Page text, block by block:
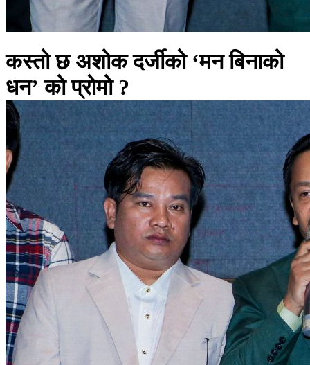
कस्तो छ अशोक दर्जीको ‘मन बिनाको
धन’ को प्रोमो ?